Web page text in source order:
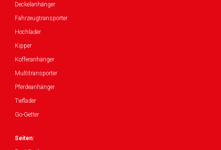
Deckelanhänger
Fahrzeugtransporter
Hochlader
Kipper
Kofferanhänger
Multitransporter
Pferdeanhänger
Tieflader
Go-Getter
Seiten: